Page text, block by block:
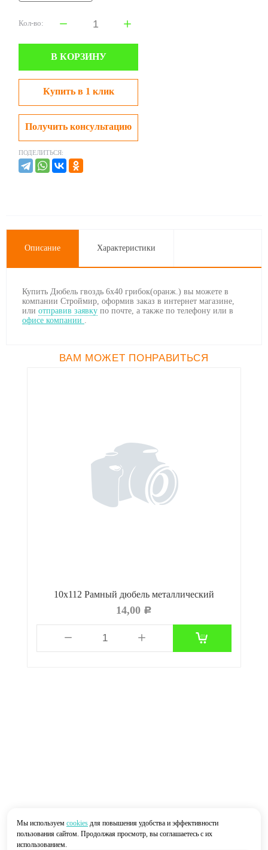
Кол-во:
В КОРЗИНУ
Купить в 1 клик
Получить консультацию
ПОДЕЛИТЬСЯ:
Описание Характеристики
Купить Дюбель гвоздь 6х40 грибок(оранж.) вы можете в
компании Строймир, оформив заказ в интернет магазине,
или отправив заявку по почте, а также по телефону или в
офисе компании .
ВАМ МОЖЕТ ПОНРАВИТЬСЯ
10х112 Рамный дюбель металлический
14,00 Р
Мы используем cookies для повышения удобства и эффективности
пользования сайтом. Продолжая просмотр, вы соглашаетесь с их
использованием.